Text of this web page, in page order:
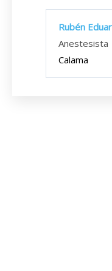
Rubén
Anestesista
Calama